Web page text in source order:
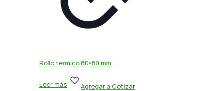
Rollo termico 80×80 mm
Leer más Agregar a Cotizar